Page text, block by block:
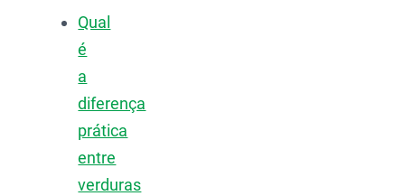
Qual
é
a
diferença
prática
entre
verduras